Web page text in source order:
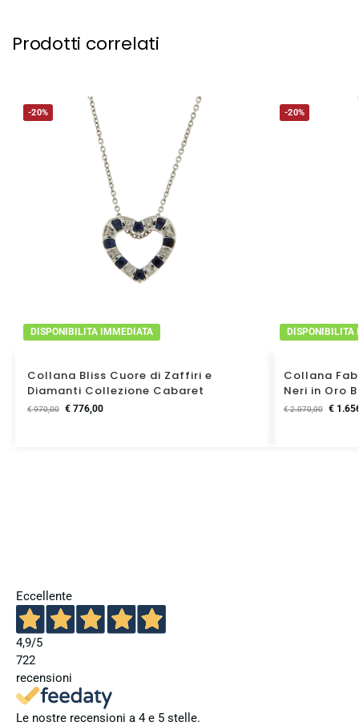
Prodotti correlati
-20%
DISPONIBILITA IMMEDIATA
Collana Bliss Cuore di Zaffiri e
Diamanti Collezione Cabaret
€970,00 €776,00
-20%
DISPONIBILITA
Collana
Neri in Oro
€2.070,00 €
Eccellente
4,9/5
722
recensioni
Le nostre recensioni a 4 e 5 stelle.